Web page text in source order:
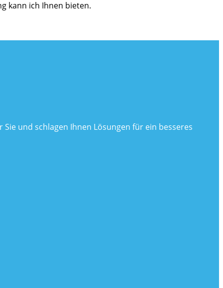
kann ich Ihnen bieten.
und schlagen Ihnen Lösungen für ein besseres